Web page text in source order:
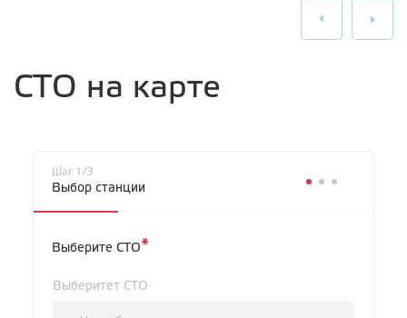
СТО на карте
Шаг 1/3
Выбор станции
Выберите СТО*
Выберитет СТО